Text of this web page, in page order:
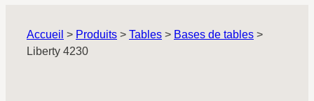
Accueil > Produits > Tables > Bases de tables >
Liberty 4230